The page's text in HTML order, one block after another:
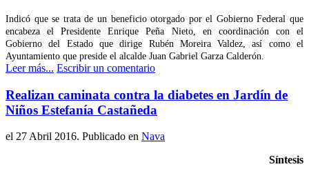
Indicó que se trata de un beneficio otorgado por el Gobierno Federal que
encabeza el Presidente Enrique Peña Nieto, en coordinación con el
Gobierno del Estado que dirige Rubén Moreira Valdez, así como el
Ayuntamiento que preside el alcalde Juan Gabriel Garza Calderón.
Leer más... Escribir un comentario
Realizan caminata contra la diabetes en Jardín de
Niños Estefanía Castañeda
el 27 Abril 2016. Publicado en Nava
Síntesis